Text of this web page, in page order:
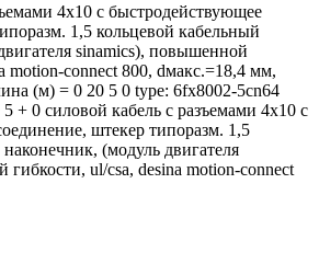
4x10 c быстродействующее
1,5 кольцевой кабельный
sinamics), повышенной
motion-connect 800, dмакс.=18,4 мм,
(м) = 0 20 5 0 type: 6fx8002-5cn64
+ 0 силовой кабель с разъемами 4x10 c
штекер типоразм. 1,5
(модуль двигателя
ul/csa, desina motion-connect